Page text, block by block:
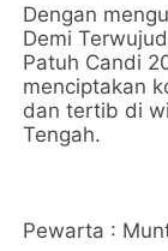
Dengan
Demi
Patuh Candi
menciptakan
dan tertib di
Tengah.
Pewarta :